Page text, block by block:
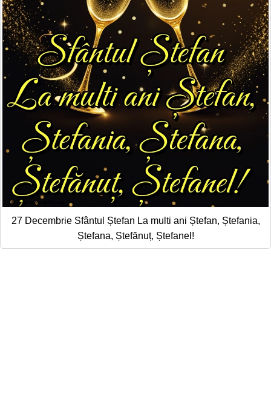
27 Decembrie Sfântul Ștefan La multi ani Ștefan, Ștefania,
Ștefana, Ștefănuț, Ștefanel!